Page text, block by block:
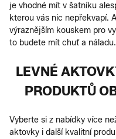
je vhodné mít v šatníku
kterou vás nic nepřekvapí.
výraznějším kouskem pro
to budete mít chuť a náladu.
LEVNÉ
PRODUKTŮ
Vyberte si z nabídky více
aktovky i další kvalitní